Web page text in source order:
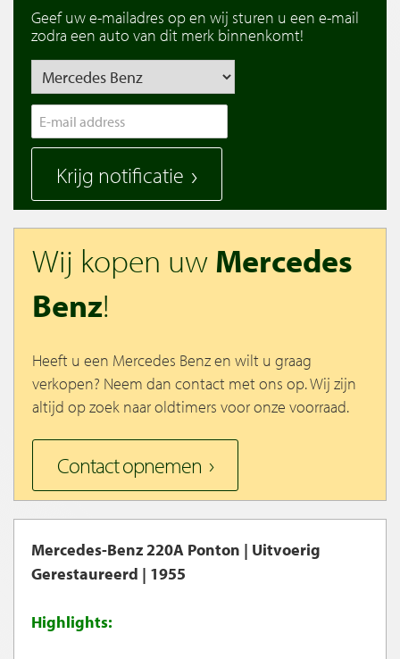
Geef uw e-mailadres op en wij sturen u een e-mail
zodra een auto van dit merk binnenkomt!
Krijg notificatie
Wij kopen uw Mercedes
Benz!
Heeft u een Mercedes Benz en wilt u graag
verkopen? Neem dan contact met ons op. Wij zijn
altijd op zoek naar oldtimers voor onze voorraad.
Contact opnemen
Mercedes-Benz 220A Ponton | Uitvoerig
Gerestaureerd | 1955
Highlights: